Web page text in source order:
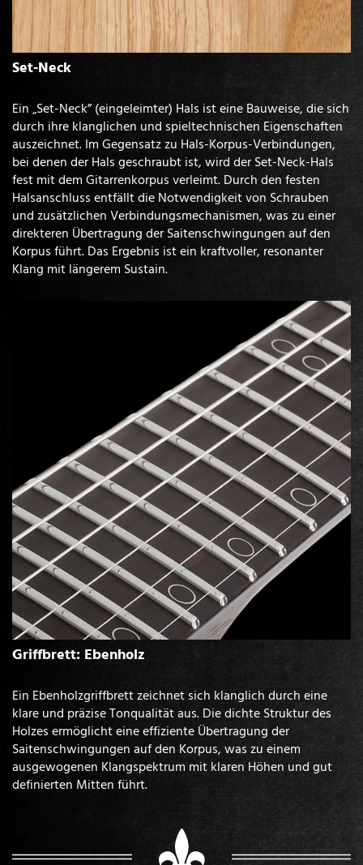
Set-Neck
Ein „Set-Neck” (eingeleimter) Hals ist eine Bauweise, die sich
durch ihre klanglichen und spieltechnischen Eigenschaften
auszeichnet. Im Gegensatz zu Hals-Korpus-Verbindungen,
bei denen der Hals geschraubt ist, wird der Set-Neck-Hals
fest mit dem Gitarrenkorpus verleimt. Durch den festen
Halsanschluss entfällt die Notwendigkeit von Schrauben
und zusätzlichen Verbindungsmechanismen, was zu einer
direkteren Übertragung der Saitenschwingungen auf den
Korpus führt. Das Ergebnis ist ein kraftvoller, resonanter
Klang mit längerem Sustain.
Griffbrett: Ebenholz
Ein Ebenholzgriffbrett zeichnet sich klanglich durch eine
klare und präzise Tonqualität aus. Die dichte Struktur des
Holzes ermöglicht eine effiziente Übertragung der
Saitenschwingungen auf den Korpus, was zu einem
ausgewogenen Klangspektrum mit klaren Höhen und gut
definierten Mitten führt.